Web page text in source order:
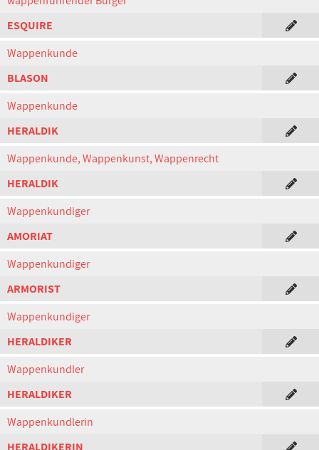
ESQUIRE
Wappenkunde
BLASON
Wappenkunde
HERALDIK
Wappenkunde, Wappenkunst, Wappenrecht
HERALDIK
Wappenkundiger
AMORIAT
Wappenkundiger
ARMORIST
Wappenkundiger
HERALDIKER
Wappenkundler
HERALDIKER
Wappenkundlerin
HERALDIKERIN